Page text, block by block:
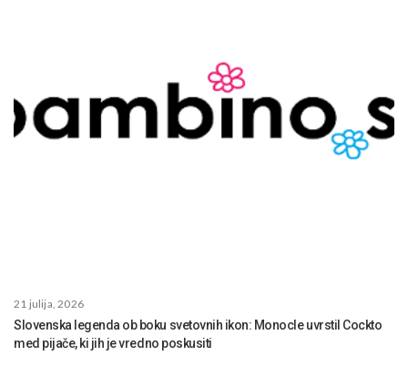
21 julija, 2026
Slovenska legenda ob boku svetovnih ikon: Monocle uvrstil Cockto
med pijače, ki jih je vredno poskusiti